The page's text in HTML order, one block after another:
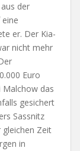
der
er. Der Kia-
nicht mehr
Euro
das
gesichert
Sassnitz
gleichen Zeit
in